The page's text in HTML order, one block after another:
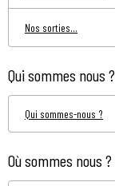
Nos sorties...
Qui sommes nous ?
Qui sommes-nous ?
Où sommes nous ?